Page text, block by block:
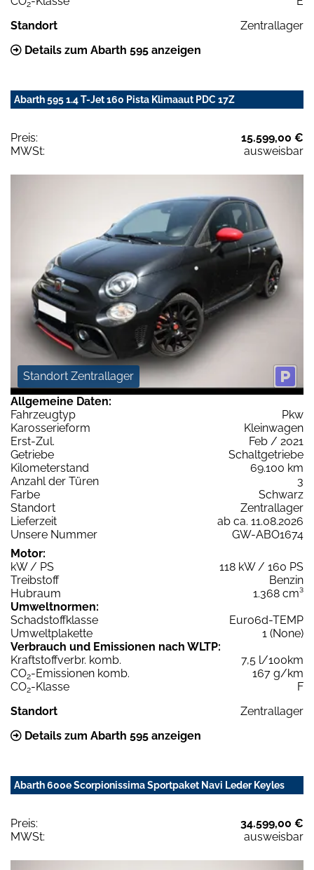
2
Standort
Zentrallager
Details zum Abarth 595 anzeigen
Abarth 595 1.4 T-Jet 160 Pista Klimaaut PDC 17Z
Preis:
15.599,00 €
MWSt:
ausweisbar
Standort Zentrallager
Allgemeine Daten:
Fahrzeugtyp
Pkw
Karosserieform
Kleinwagen
Erst-Zul.
Feb / 2021
Getriebe
Schaltgetriebe
Kilometerstand
69.100 km
Anzahl der Türen
3
Farbe
Schwarz
Standort
Zentrallager
Lieferzeit
ab ca. 11.08.2026
Unsere Nummer
GW-ABO1674
Motor:
kW / PS
118 kW / 160 PS
Treibstoff
Benzin
Hubraum
1.368 cm³
Umweltnormen:
Schadstoffklasse
Euro6d-TEMP
Umweltplakette
1 (None)
Verbrauch und Emissionen nach WLTP:
Kraftstoffverbr. komb.
7,5 l/100km
CO2-Emissionen komb.
167 g/km
CO2-Klasse
F
Standort
Zentrallager
Details zum Abarth 595 anzeigen
Abarth 600e Scorpionissima Sportpaket Navi Leder Keyles
Preis:
34.599,00 €
MWSt:
ausweisbar